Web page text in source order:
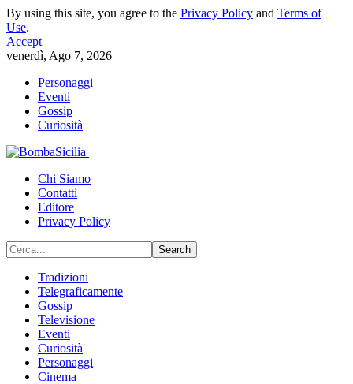
By using this site, you agree to the Privacy Policy and Terms of
Use.
Accept
venerdì, Ago 7, 2026
Personaggi
Eventi
Gossip
Curiosità
Chi Siamo
Contatti
Editore
Privacy Policy
Tradizioni
Telegraficamente
Gossip
Televisione
Eventi
Curiosità
Personaggi
Cinema